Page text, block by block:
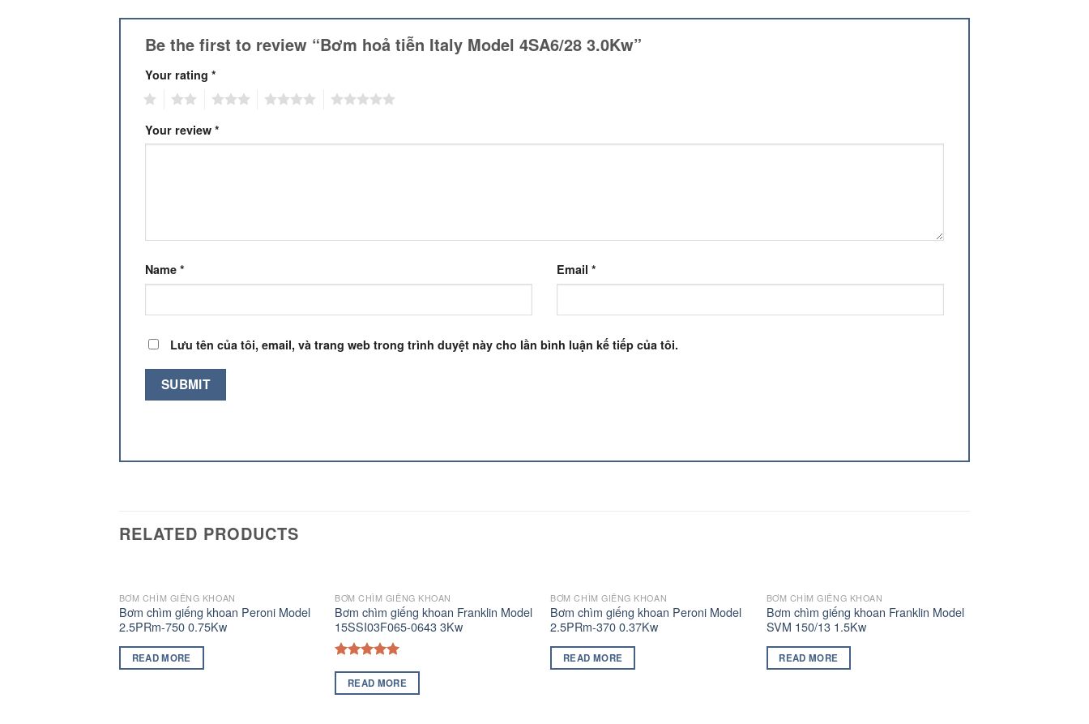
Be the first to review “Bơm hoả tiễn Italy Model 4SA6/28 3.0Kw”
Your rating *
Your review *
Name * Email *
Lưu tên của tôi, email, và trang web trong trình duyệt này cho lần bình luận kế tiếp của tôi.
RELATED PRODUCTS
BƠM CHÌM GIẾNG KHOAN
Bơm chìm giếng khoan Peroni Model
2.5PRm-750 0.75Kw
READ MORE
BƠM CHÌM GIẾNG KHOAN
Bơm chìm giếng khoan Franklin Model
15SSI03F065-0643 3Kw
Rated5.00
out of 5
READ MORE
BƠM CHÌM GIẾNG KHOAN
Bơm chìm giếng khoan Peroni Model
2.5PRm-370 0.37Kw
READ MORE
BƠM CHÌM GIẾNG KHOAN
Bơm chìm giếng khoan Franklin Model
SVM 150/13 1.5Kw
READ MORE